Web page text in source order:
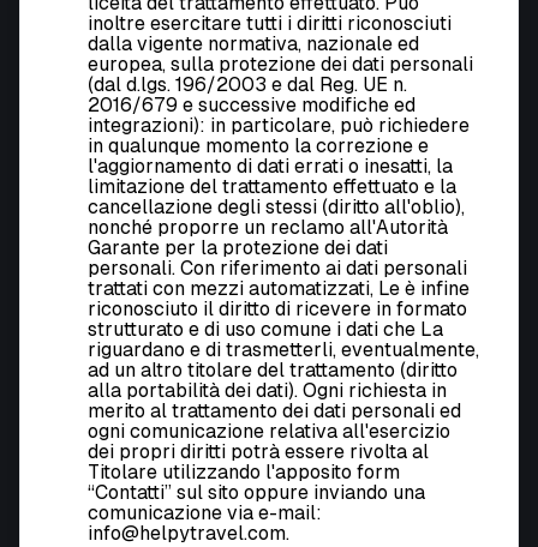
inoltre esercitare tutti i diritti riconosciuti
dalla vigente normativa, nazionale ed
europea, sulla protezione dei dati personali
(dal d.lgs. 196/2003 e dal Reg. UE n.
2016/679 e successive modifiche ed
integrazioni): in particolare, può richiedere
in qualunque momento la correzione e
l'aggiornamento di dati errati o inesatti, la
limitazione del trattamento effettuato e la
cancellazione degli stessi (diritto all'oblio),
nonché proporre un reclamo all'Autorità
Garante per la protezione dei dati
personali. Con riferimento ai dati personali
trattati con mezzi automatizzati, Le è infine
riconosciuto il diritto di ricevere in formato
strutturato e di uso comune i dati che La
riguardano e di trasmetterli, eventualmente,
ad un altro titolare del trattamento (diritto
alla portabilità dei dati). Ogni richiesta in
merito al trattamento dei dati personali ed
ogni comunicazione relativa all'esercizio
dei propri diritti potrà essere rivolta al
Titolare utilizzando l'apposito form
“Contatti” sul sito oppure inviando una
comunicazione via e-mail:
info@helpytravel.com.